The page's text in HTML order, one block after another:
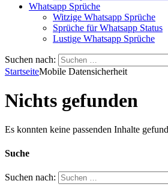
Whatsapp Sprüche
Witzige Whatsapp Sprüche
Sprüche für Whatsapp Status
Lustige Whatsapp Sprüche
Suchen nach:
StartseiteMobile Datensicherheit
Nichts gefunden
Es konnten keine passenden Inhalte
Suche
Suchen nach: